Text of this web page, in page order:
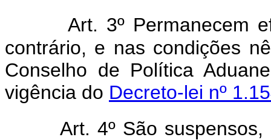
Art. 3º Permanecem
contrário, e nas condições
Conselho de Política
vigência do Decreto-lei nº
Art. 4º São